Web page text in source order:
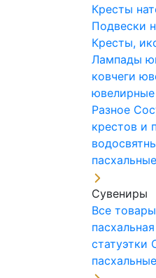
Кресты
Подвески
Кресты,
Лампады
ковчеги
ювелирные
Разное
крестов и
Сувениры
Все товары
пасхальная
статуэтки
пасхальные